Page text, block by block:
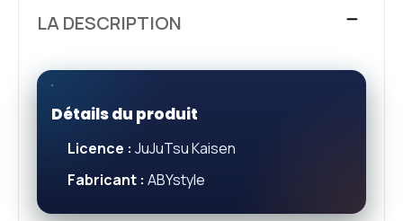
LA DESCRIPTION
Détails du produit
Licence : JuJuTsu Kaisen
Fabricant : ABYstyle